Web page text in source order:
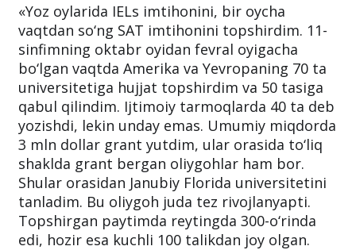
«Yoz oylarida IELs imtihonini, bir oycha
vaqtdan so‘ng SAT imtihonini topshirdim. 11-
sinfimning oktabr oyidan fevral oyigacha
bo‘lgan vaqtda Amerika va Yevropaning 70 ta
universitetiga hujjat topshirdim va 50 tasiga
qabul qilindim. Ijtimoiy tarmoqlarda 40 ta deb
yozishdi, lekin unday emas. Umumiy miqdorda
3 mln dollar grant yutdim, ular orasida to‘liq
shaklda grant bergan oliygohlar ham bor.
Shular orasidan Janubiy Florida universitetini
tanladim. Bu oliygoh juda tez rivojlanyapti.
Topshirgan paytimda reytingda 300-o‘rinda
edi, hozir esa kuchli 100 talikdan joy olgan.